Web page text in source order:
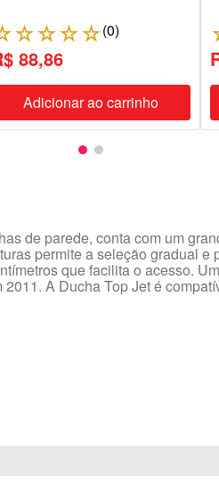
☆☆☆☆(0)
88,86
Adicionar ao carrinho
de parede, conta com um
permite a seleção gradual
que facilita o acesso.
A Ducha Top Jet é